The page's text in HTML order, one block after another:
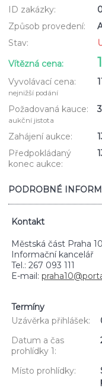
ID zakázky:
Způsob provedení:
Stav:
Vítězná cena:
Vyvolávací cena:
nejnižší podání
Požadovaná kauce:
aukční jistota
Zahájení aukce:
Předpokládaný
konec aukce:
PODROBNÉ
Kontakt
Městská část Praha 10
Informační kancelář
Tel.: 267 093 111
E-mail:
Termíny
Uzávěrka přihlášek:
Datum a čas
prohlídky 1:
Místo prohlídky: